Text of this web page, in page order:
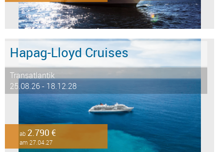
Hapag-Lloyd Cruises
Transatlantik
25.08.26 - 18.12.28
ab 2.790 €
am 27.04.27